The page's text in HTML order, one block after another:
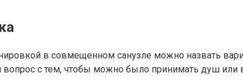
в совмещенном санузле можно назвать
с тем, чтобы можно было принимать душ или